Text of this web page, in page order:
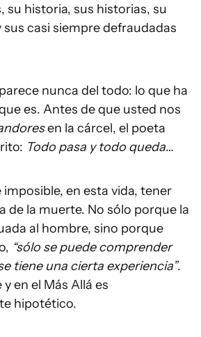
su historia, sus historias, su
casi siempre defraudadas
nunca del todo: lo que ha
es. Antes de que usted nos
en la cárcel, el poeta
Todo pasa y todo queda…
en esta vida, tener
de la muerte. No sólo porque la
al hombre, sino porque
“sólo se puede comprender
tiene una cierta experiencia”.
en el Más Allá es
hipotético.